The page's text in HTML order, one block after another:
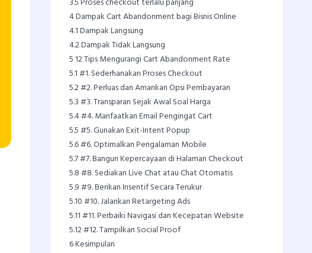
4Dampak Cart Abandonment bagi Bisnis Online
4.1Dampak Langsung
4.2Dampak Tidak Langsung
512 Tips Mengurangi Cart Abandonment Rate
5.1#1. Sederhanakan Proses Checkout
5.2#2. Perluas dan Amankan Opsi Pembayaran
5.3#3. Transparan Sejak Awal Soal Harga
5.4#4. Manfaatkan Email Pengingat Cart
5.5#5. Gunakan Exit-Intent Popup
5.6#6. Optimalkan Pengalaman Mobile
5.7#7. Bangun Kepercayaan di Halaman Checkout
5.8#8. Sediakan Live Chat atau Chat Otomatis
5.9#9. Berikan Insentif Secara Terukur
5.10#10. Jalankan Retargeting Ads
5.11#11. Perbaiki Navigasi dan Kecepatan Website
5.12#12. Tampilkan Social Proof
6Kesimpulan